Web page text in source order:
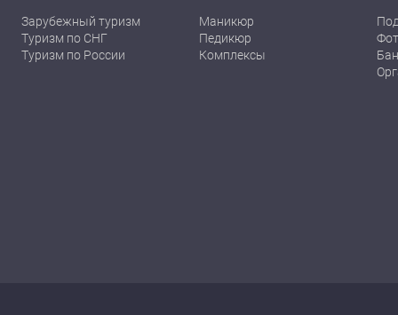
Зарубежный туризм
Туризм по СНГ
Туризм по России
Маникюр
Педикюр
Комплексы